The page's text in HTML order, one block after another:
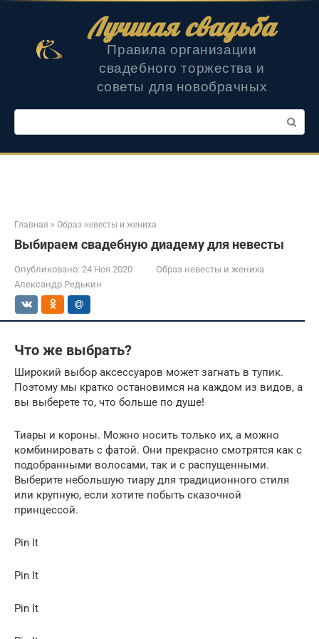
Лучшая свадьба
Правила организации
свадебного торжества и
советы для новобрачных
Поиск:
Главная » Образ невесты и жениха
Выбираем свадебную диадему для невесты
Опубликовано: 24 Ноя 2020
Образ невесты и жениха
Александр Редькин
Что же выбрать?
Широкий выбор аксессуаров может загнать в тупик.
Поэтому мы кратко остановимся на каждом из видов, а
вы выберете то, что больше по душе!
Тиары и короны. Можно носить только их, а можно
комбинировать с фатой. Они прекрасно смотрятся как с
подобранными волосами, так и с распущенными.
Выберите небольшую тиару для традиционного стиля
или крупную, если хотите побыть сказочной
принцессой.
Pin It
Pin It
Pin It